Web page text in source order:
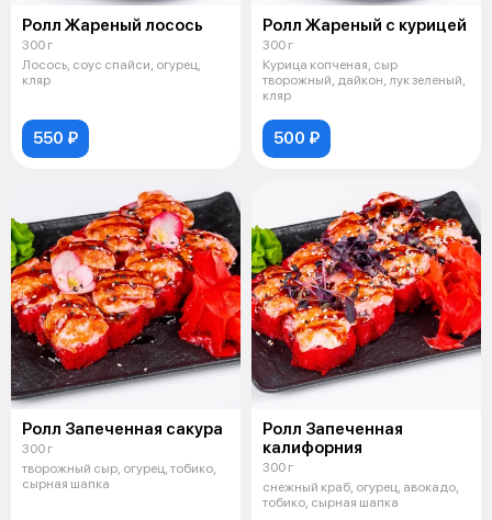
Ролл Жареный лосось
300 г
Лосось, соус спайси, огурец,
кляр
550 ₽
Ролл Жареный с курицей
300 г
Курица копченая, сыр
творожный, дайкон, лук зеленый,
кляр
500 ₽
Ролл Запеченная сакура
300 г
творожный сыр, огурец, тобико,
сырная шапка
Ролл Запеченная
калифорния
300 г
снежный краб, огурец, авокадо,
тобико, сырная шапка